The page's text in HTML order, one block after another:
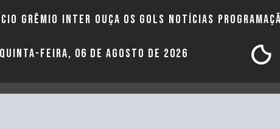
GRÊMIO INTER OUÇA OS GOLS NOTÍCIAS
QUINTA-FEIRA, 06 DE AGOSTO DE 2026